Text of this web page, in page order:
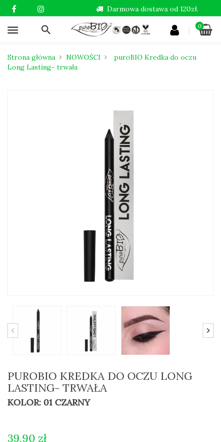
menu 0
Darmowa dostawa od 120zł.
Strona główna NOWOŚCI
puroBIO Kredka do oczu
Long Lasting- trwała
PUROBIO KREDKA DO OCZU LONG
LASTING- TRWAŁA
KOLOR: 01 CZARNY
39,90 zł